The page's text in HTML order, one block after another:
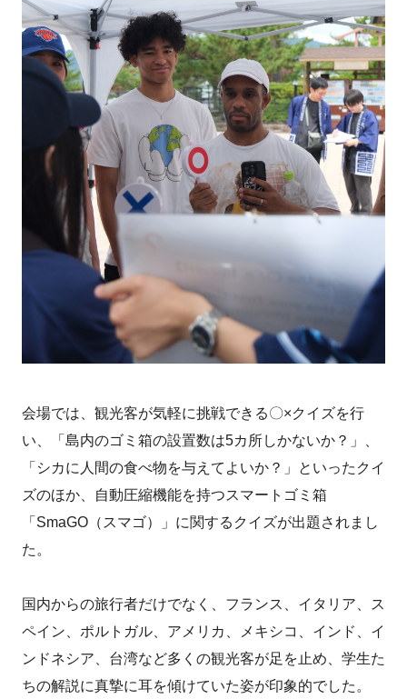
会場では、観光客が気軽に挑戦できる〇×クイズを行
い、「島内のゴミ箱の設置数は5カ所しかないか？」、
「シカに人間の食べ物を与えてよいか？」といったクイ
ズのほか、自動圧縮機能を持つスマートゴミ箱
「SmaGO（スマゴ）」に関するクイズが出題されまし
た。
国内からの旅行者だけでなく、フランス、イタリア、ス
ペイン、ポルトガル、アメリカ、メキシコ、インド、イ
ンドネシア、台湾など多くの観光客が足を止め、学生た
ちの解説に真摯に耳を傾けていた姿が印象的でした。